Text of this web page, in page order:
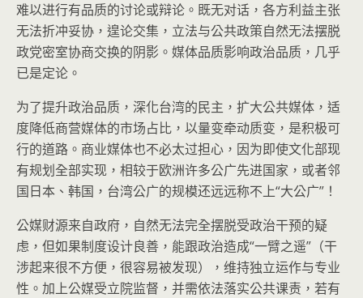
难以进行有品质的讨论或辩论。既无对话，各方利益主张
无法折冲妥协，遑论交集，立法与公共政策自然无法摆脱
政党密室协商交换的阴影。媒体品质影响政治品质，几乎
已是定论。
为了提升政治品质，深化台湾的民主，扩大公共媒体，适
度降低商营媒体的市场占比，以量变牵动质变，是积极可
行的道路。商业媒体也不必太过担心，因为即使文化部现
有规划全部实现，相较于欧洲许多公广先进国家，或者邻
国日本、韩国，台湾公广的规模还远远称不上“大公广”！
公媒财源来自政府，自然无法完全摆脱受政治干预的疑
虑，但如果制度设计良善，能跟政治造成“一臂之遥”（干
涉起来很不方便，很容易被发现），维持独立运作与专业
性。加上公媒受立院监督，并需依法落实公共课责，若有